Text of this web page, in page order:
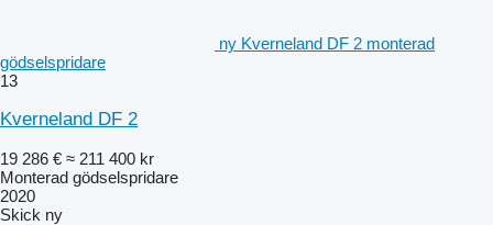
ny Kverneland DF 2 monterad
gödselspridare
13
Kverneland DF 2
19 286 € ≈ 211 400 kr
Monterad gödselspridare
2020
Skick ny